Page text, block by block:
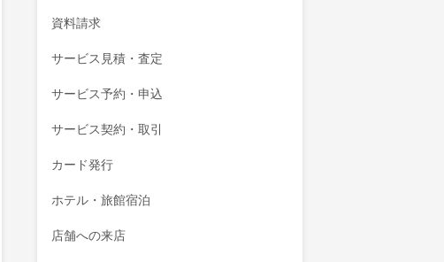
資料請求
サービス見積・査定
サービス予約・申込
サービス契約・取引
カード発行
ホテル・旅館宿泊
店舗への来店